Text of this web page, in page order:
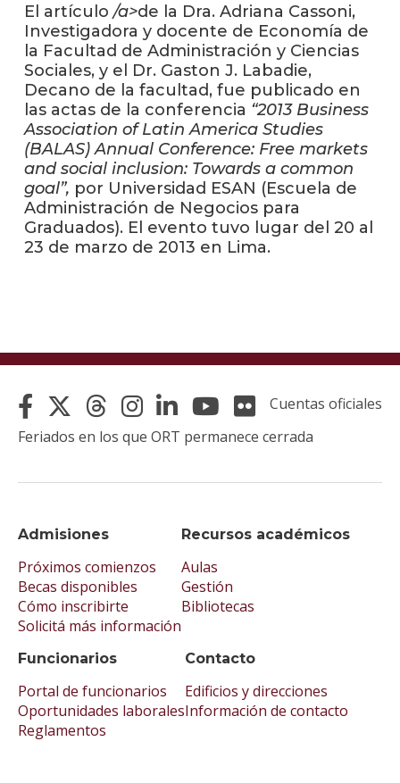
en
El artículo/a>de la Dra. Adriana Cassoni,
Investigadora y docente de Economía de
la Facultad de Administración y Ciencias
Sociales, y el Dr. Gaston J. Labadie,
Decano de la facultad, fue publicado en
las actas de la conferencia “2013 Business
Association of Latin America Studies
(BALAS) Annual Conference: Free markets
and social inclusion: Towards a common
goal”, por Universidad ESAN (Escuela de
Administración de Negocios para
Graduados). El evento tuvo lugar del 20 al
23 de marzo de 2013 en Lima.
Admisiones
Próximos comienzos
Becas disponibles
Cómo inscribirte
Solicitá más información
Recursos académicos
Aulas
Gestión
Bibliotecas
Funcionarios
Portal de funcionarios
Oportunidades laborales
Reglamentos
Contacto
Edificios y direcciones
Información de contacto
Cuentas oficiales
Feriados en los que ORT permanece cerrada